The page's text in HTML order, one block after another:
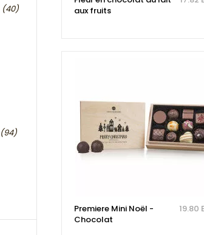
(40)
(94)
aux fruits
Premiere Mini Noël -
Chocolat
19.80